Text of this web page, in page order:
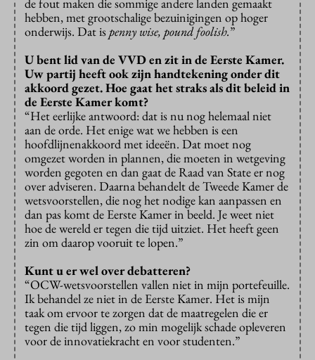
de fout maken die sommige andere landen gemaakt
hebben, met grootschalige bezuinigingen op hoger
onderwijs. Dat ispenny wise, pound foolish.”
U bent lid van de VVD en zit in de Eerste Kamer.
Uw partij heeft ook zijn handtekening onder dit
akkoord gezet. Hoe gaat het straks als dit beleid in
de Eerste Kamer komt?
“Het eerlijke antwoord: dat is nu nog helemaal niet
aan de orde. Het enige wat we hebben is een
hoofdlijnenakkoord met ideeën. Dat moet nog
omgezet worden in plannen, die moeten in wetgeving
worden gegoten en dan gaat de Raad van State er nog
over adviseren. Daarna behandelt de Tweede Kamer de
wetsvoorstellen, die nog het nodige kan aanpassen en
dan pas komt de Eerste Kamer in beeld. Je weet niet
hoe de wereld er tegen die tijd uitziet. Het heeft geen
zin om daarop vooruit te lopen.”
Kunt u er wel over debatteren?
“OCW-wetsvoorstellen vallen niet in mijn portefeuille.
Ik behandel ze niet in de Eerste Kamer. Het is mijn
taak om ervoor te zorgen dat de maatregelen die er
tegen die tijd liggen, zo min mogelijk schade opleveren
voor de innovatiekracht en voor studenten.”